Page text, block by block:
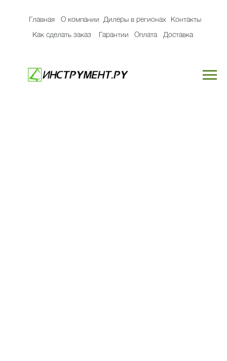
Главная
О компании
Оплата
Гарантии
Контакты
Как сделать заказ
Доставка
Дилеры в регионах